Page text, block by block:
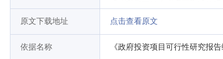
原文下载地址 点击查看原文
依据名称 《政府投资项目可行性研究报